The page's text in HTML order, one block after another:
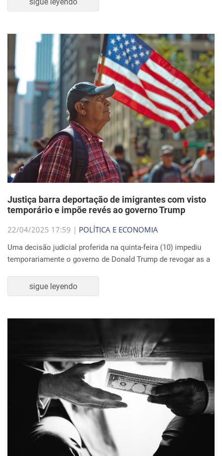
Justiça barra deportação de imigrantes com visto
temporário e impõe revés ao governo Trump
22/04/2025 17:59 | POLÍTICA E ECONOMIA
Uma decisão judicial proferida na quinta-feira (10) impediu
temporariamente o governo de Donald Trump de revogar as a
sigue leyendo